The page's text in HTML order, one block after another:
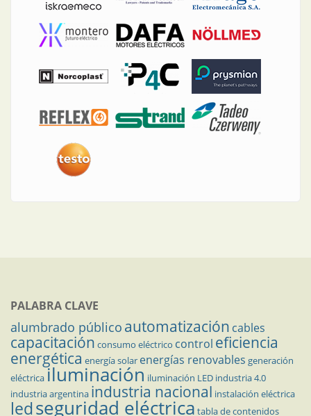
PALABRA CLAVE
alumbrado público automatización cables
capacitación consumo eléctrico control eficiencia
energética energía solar energías renovables generación
eléctricailuminación iluminación LED industria 4.0
industria argentina industria nacional instalación eléctrica
ledseguridad eléctrica tabla de contenidos